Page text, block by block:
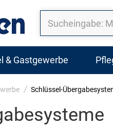
& Gastgewerbe
Schlüssel-